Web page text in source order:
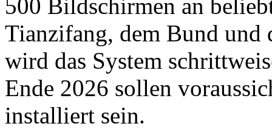
500 Bildschirmen an
Tianzifang, dem Bund und
wird das System
Ende 2026 sollen
installiert sein.